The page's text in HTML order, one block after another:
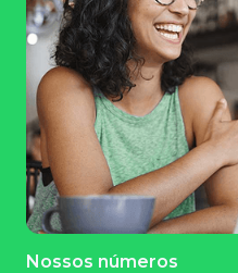
Nossos números